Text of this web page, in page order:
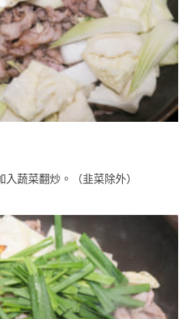
蔬菜翻炒。（韭菜除外）